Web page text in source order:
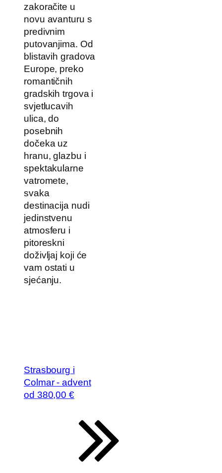
zakoračite u
novu avanturu s
predivnim
putovanjima. Od
blistavih gradova
Europe, preko
romantičnih
gradskih trgova i
svjetlucavih
ulica, do
posebnih
dočeka uz
hranu, glazbu i
spektakularne
vatromete,
svaka
destinacija nudi
jedinstvenu
atmosferu i
pitoreskni
doživljaj koji će
vam ostati u
sjećanju.
Strasbourg i
Colmar - advent
od 380,00 €